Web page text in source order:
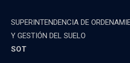
SUPERINTENDENCIA DE
Y GESTIÓN DEL SUELO
SOT